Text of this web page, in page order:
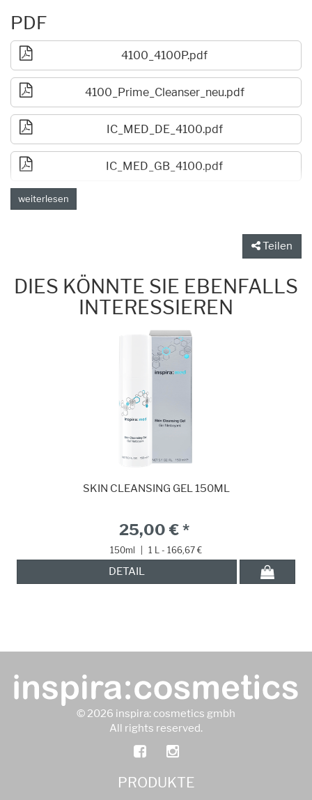
PDF
4100_4100P.pdf
4100_Prime_Cleanser_neu.pdf
IC_MED_DE_4100.pdf
IC_MED_GB_4100.pdf
weiterlesen
Teilen
DIES KÖNNTE SIE EBENFALLS
INTERESSIEREN
SKIN CLEANSING GEL 150ML
25,00 € *
150ml 1 L - 166,67 €
DETAIL
© 2026 inspira: cosmetics gmbh
All rights reserved.
PRODUKTE